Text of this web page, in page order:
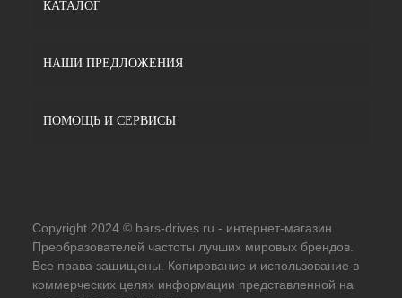
КАТАЛОГ
НАШИ ПРЕДЛОЖЕНИЯ
ПОМОЩЬ И СЕРВИСЫ
Copyright 2024 © bars-drives.ru - интернет-магазин
Преобразователей частоты лучших мировых брендов.
Все права защищены. Копирование и использование в
коммерческих целях информации представленной на